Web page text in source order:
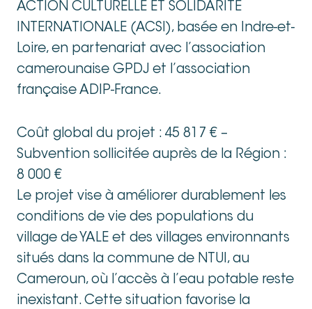
ACTION CULTURELLE ET SOLIDARITÉ
INTERNATIONALE (ACSI), basée en Indre-et-
Loire, en partenariat avec l’association
camerounaise GPDJ et l’association
française ADIP-France.
Coût global du projet : 45 817 € –
Subvention sollicitée auprès de la Région :
8 000 €
Le projet vise à améliorer durablement les
conditions de vie des populations du
village de YALE et des villages environnants
situés dans la commune de NTUI, au
Cameroun, où l’accès à l’eau potable reste
inexistant. Cette situation favorise la